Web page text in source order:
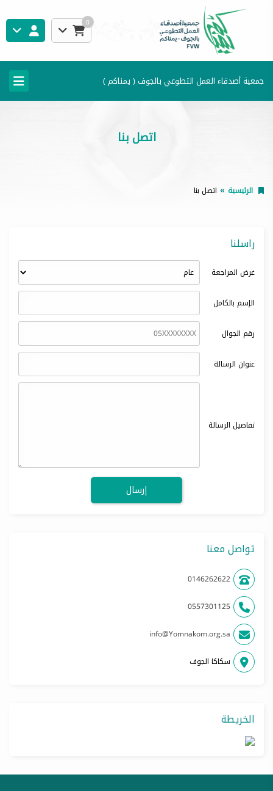
0
جمعية أصدقاء العمل التطوعي بالجوف ( يمناكم )
اتصل بنا
الرئيسية اتصل بنا
راسلنا
غرض المراجعة
الإسم بالكامل
رقم الجوال
عنوان الرسالة
تفاصيل الرسالة
تواصل معنا
0146262622
0557301125
info@Yomnakom.org.sa
سكاكا الجوف
الخريطة